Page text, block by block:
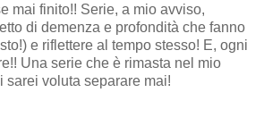
mai finito!! Serie, a mio avviso,
di demenza e profondità che fanno
e riflettere al tempo stesso! E, ogni
Una serie che è rimasta nel mio
sarei voluta separare mai!